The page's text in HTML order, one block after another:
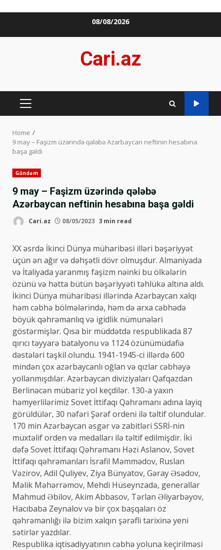
08/08/2026
Cari.az
PRIMARY
Home
9 may – Faşizm üzərində qələbə Azərbaycan neftinin hesabına
başa gəldi
Gündəm
9 may – Faşizm üzərində qələbə
Azərbaycan neftinin hesabına başa gəldi
Cari.az 08/05/2023 3 min read
XX əsrdə İkinci Dünya müharibəsi illəri bəşəriyyət
üçün ən ağır və dəhşətli dövr olmuşdur. Almaniyada
və İtaliyada yaranmış faşizm nəinki bu ölkələrin
özünü və hətta bütün bəşəriyyəti təhlükə altına aldı.
İkinci Dünya müharibəsi illərində Azərbaycan xalqı
həm cəbhə bölmələrində, həm də arxa cəbhədə
böyük qəhrəmanlıq və igidlik nümunələri
göstərmişlər. Qısa bir müddətdə respublikada 87
qırıcı təyyarə batalyonu və 1124 özünümüdafiə
dəstələri təşkil olundu. 1941-1945-ci illərdə 600
mindən çox azərbaycanlı oğlan və qızlar cəbhəyə
yollanmışdılar. Azərbaycan diviziyaları Qafqazdan
Berlinəcən mübariz yol keçdilər. 130-a yaxın
həmyerlilərimiz Sovet İttifaqı Qəhrəmanı adına layiq
görüldülər, 30 nəfəri Şərəf ordeni ilə təltif olundular.
170 min Azərbaycan əsgər və zabitləri SSRİ-nin
müxtəlif orden və medalları ilə təltif edilmişdir. İki
dəfə Sovet İttifaqı Qəhrəmanı Həzi Aslanov, Sovet
İttifaqı qəhrəmanları İsrafil Məmmədov, Ruslan
Vəzirov, Adil Quliyev, Ziya Bünyatov, Gəray Əsədov,
Məlik Məhərrəmov, Mehdi Hüseynzadə, generallar
Mahmud Əbilov, Akim Abbasov, Tərlan Əliyarbəyov,
Hacıbaba Zeynalov və bir çox başqaları öz
qəhrəmanlığı ilə bizim xalqın şərəfli tarixinə yeni
sətirlər yazdılar.
Respublika iqtisadiyyatının cəbhə yoluna keçirilməsi